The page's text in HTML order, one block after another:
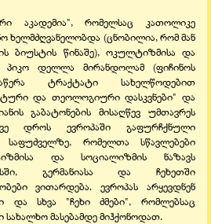
აკადემია", რომელსაც კათოლიკე
ხელმძღვანელობდა (ცნობილია, რომ მან
ბიუსტის წინაშე), ოკულტიზმისა და
პიკო დელლა მირანდოლამ (ფიჩინოს
ტრაქტატი სახელწოდებით
და თეოლოგიური დასკვნები" და
გაბატონების მისაღწევ უმთავრეს
დროს ევროპაში გაფურჩქნული
საფუძველზე, რომელთა სწავლებები
და სოციალიზმის ნაზავს
გერმანიასა და ჩეხეთში
ვითარდება. ევროპას არყევდნენ
და სხვა "ჩეხი ძმები", რომლებსაც
მასებამდე მიჰქონოდათ.